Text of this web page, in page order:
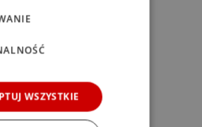
for more information)
WSZYSTKIE